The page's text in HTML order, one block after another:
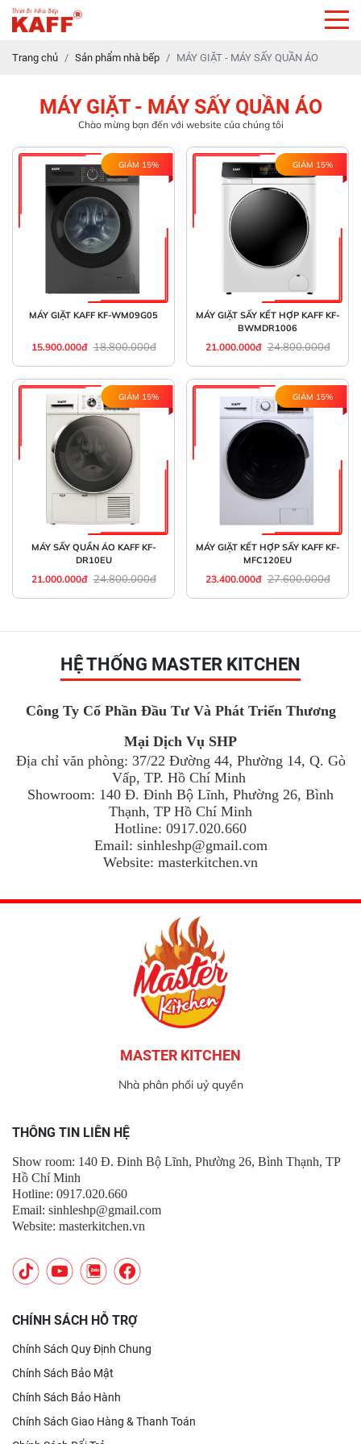
Trang chủ Sản phẩm nhà bếp MÁY GIẶT - MÁY SẤY QUẦN ÁO
MÁY GIẶT - MÁY SẤY QUẦN ÁO
Chào mừng bạn đến với website của chúng tôi
GIẢM 15%
MÁY GIẶT KAFF KF-WM09G05
15.900.000đ 18.800.000đ
GIẢM 15%
MÁY GIẶT SẤY KẾT HỢP KAFF KF-
BWMDR1006
21.000.000đ 24.800.000đ
GIẢM 15%
MÁY SẤY QUẦN ÁO KAFF KF-
DR10EU
21.000.000đ 24.800.000đ
GIẢM 15%
MÁY GIẶT KẾT HỢP SẤY KAFF KF-
MFC120EU
23.400.000đ 27.600.000đ
HỆ THỐNG MASTER KITCHEN
Công Ty Cổ Phần Đầu Tư Và Phát Triển Thương
Mại Dịch Vụ SHP
Địa chỉ văn phòng: 37/22 Đường 44, Phường 14, Q. Gò
Vấp, TP. Hồ Chí Minh
Showroom: 140 Đ. Đinh Bộ Lĩnh, Phường 26, Bình
Thạnh, TP Hồ Chí Minh
Hotline: 0917.020.660
Email: sinhleshp@gmail.com
Website: masterkitchen.vn
Nhà phân phối uỷ quyền
THÔNG TIN LIÊN HỆ
Show room: 140 Đ. Đinh Bộ Lĩnh, Phường 26, Bình Thạnh, TP
Hồ Chí Minh
Hotline: 0917.020.660
Email: sinhleshp@gmail.com
Website: masterkitchen.vn
CHÍNH SÁCH HỖ TRỢ
Chính Sách Quy Định Chung
Chính Sách Bảo Mật
Chính Sách Bảo Hành
Chính Sách Giao Hàng & Thanh Toán